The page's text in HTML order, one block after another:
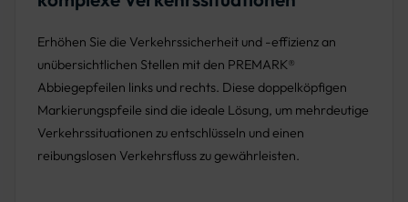
Erhöhen Sie die Verkehrssicherheit und -effizienz an
unübersichtlichen Stellen mit den PREMARK®
Abbiegepfeilen links und rechts. Diese doppelköpfigen
Markierungspfeile sind die ideale Lösung, um mehrdeutige
Verkehrssituationen zu entschlüsseln und einen
reibungslosen Verkehrsfluss zu gewährleisten.